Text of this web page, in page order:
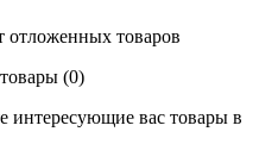
отложенных товаров
(0)
интересующие вас товары в